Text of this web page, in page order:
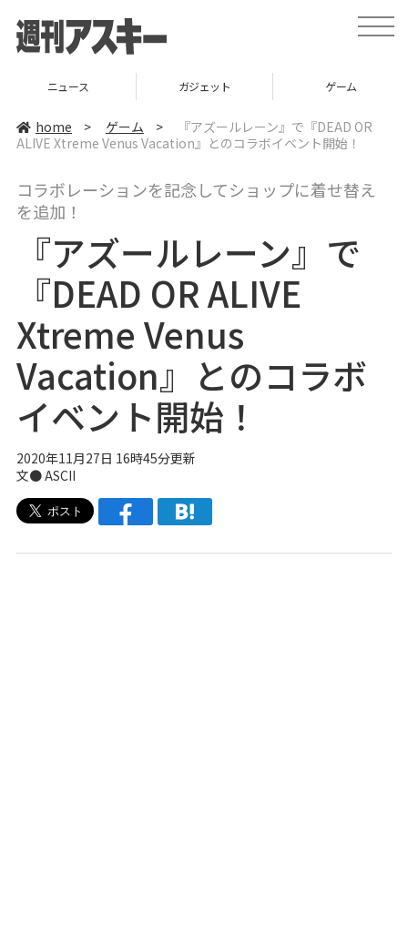
t
o
i
ニュース ガジェット ゲーム
home > ゲーム >
『アズールレーン』で『DEAD OR
ALIVE Xtreme Venus Vacation』とのコラボイベント開始！
コラボレーションを記念してショップに着せ替え
を追加！
『アズールレーン』で
『DEAD OR ALIVE
Xtreme Venus
Vacation』とのコラボ
イベント開始！
2020年11月27日 16時45分更新
文● ASCII